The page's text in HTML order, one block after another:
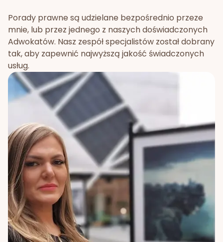
Porady prawne są udzielane bezpośrednio przeze
mnie, lub przez jednego z naszych doświadczonych
Adwokatów. Nasz zespół specjalistów został dobrany
tak, aby zapewnić najwyższą jakość świadczonych
usług.